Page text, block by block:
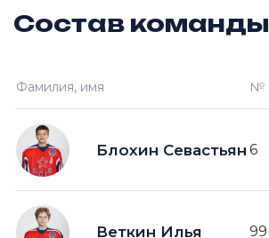
Состав команды
Фамилия, имя №
Блохин Севастьян 6
Веткин Илья 99